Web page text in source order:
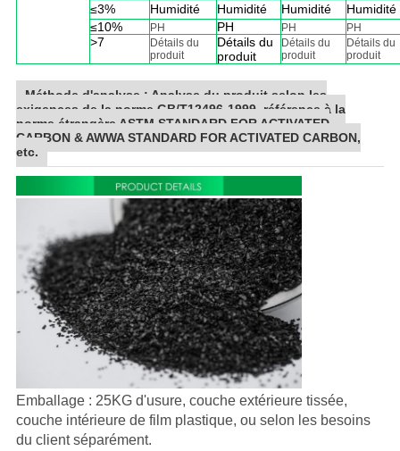
≤3%
Humidité Humidité Humidité
Humidité
≤10%
PH PH PH PH
>7
Détails du
produit
Détails du
produit
Détails du
produit
Détails du
produit
Méthode d'analyse : Analyse du produit selon les
exigences de la norme GB/T12496-1999, référence à la
norme étrangère ASTM STANDARD FOR ACTIVATED
CARBON & AWWA STANDARD FOR ACTIVATED CARBON,
etc.
Emballage : 25KG d'usure, couche extérieure tissée,
couche intérieure de film plastique, ou selon les besoins
du client séparément.